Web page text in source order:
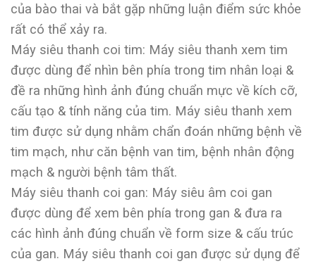
của bào thai và bắt gặp những luận điểm sức khỏe
rất có thể xảy ra.
Máy siêu thanh coi tim: Máy siêu thanh xem tim
được dùng để nhìn bên phía trong tim nhân loại &
đề ra những hình ảnh đúng chuẩn mực về kích cỡ,
cấu tạo & tính năng của tim. Máy siêu thanh xem
tim được sử dụng nhằm chẩn đoán những bệnh về
tim mạch, như căn bệnh van tim, bệnh nhân động
mạch & người bệnh tâm thất.
Máy siêu thanh coi gan: Máy siêu âm coi gan
được dùng để xem bên phía trong gan & đưa ra
các hình ảnh đúng chuẩn về form size & cấu trúc
của gan. Máy siêu thanh coi gan được sử dụng để